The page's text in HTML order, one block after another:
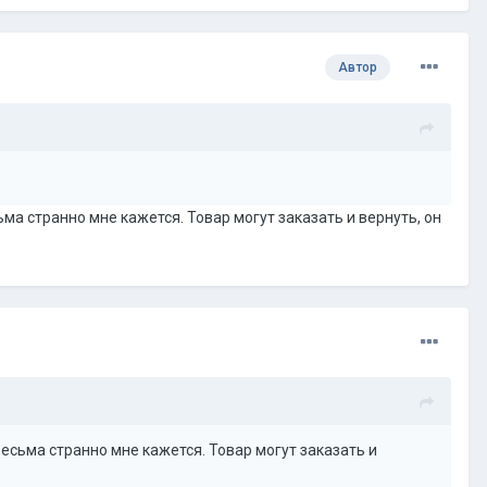
Автор
странно мне кажется. Товар могут заказать и вернуть, он
странно мне кажется. Товар могут заказать и